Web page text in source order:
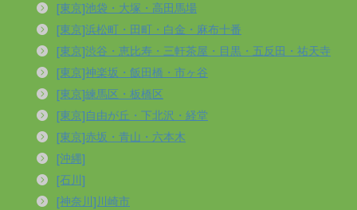
[東京]池袋・大塚・高田馬場
[東京]浜松町・田町・白金・麻布十番
[東京]渋谷・恵比寿・三軒茶屋・目黒・五反田・祐天寺
[東京]神楽坂・飯田橋・市ヶ谷
[東京]練馬区・板橋区
[東京]自由が丘・下北沢・経堂
[東京]赤坂・青山・六本木
[沖縄]
[石川]
[神奈川]川崎市